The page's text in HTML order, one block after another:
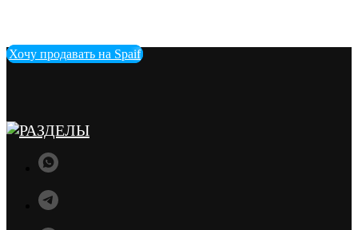
Хочу продавать на Spaif